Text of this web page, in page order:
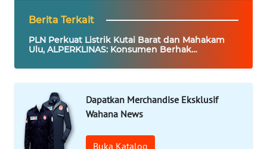
Berita Terkait
PLN Perkuat Listrik Kutai Barat dan Mahakam
Ulu, ALPERKLINAS: Konsumen Berhak
Dapatkan Merchandise Eksklusif
Wahana News
Buka Katalog
Informasi